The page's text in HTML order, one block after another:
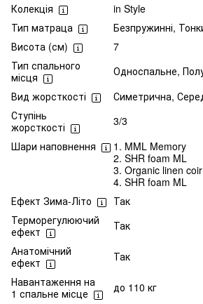
Колекція
in Style
Тип матраца
Безпружинні,
Висота (см)
7
Тип спального
місця
Односпальне,
Вид жорсткості
Симетрична,
Ступінь
жорсткості
3/3
Шари наповнення
1. MML Memory
2. SHR foam ML
3. Organic linen coir
4. SHR foam ML
Ефект Зима-Літо
Так
Терморегулюючий
ефект
Так
Анатомічний
ефект
Так
Навантаження на
1 спальне місце
до 110 кг